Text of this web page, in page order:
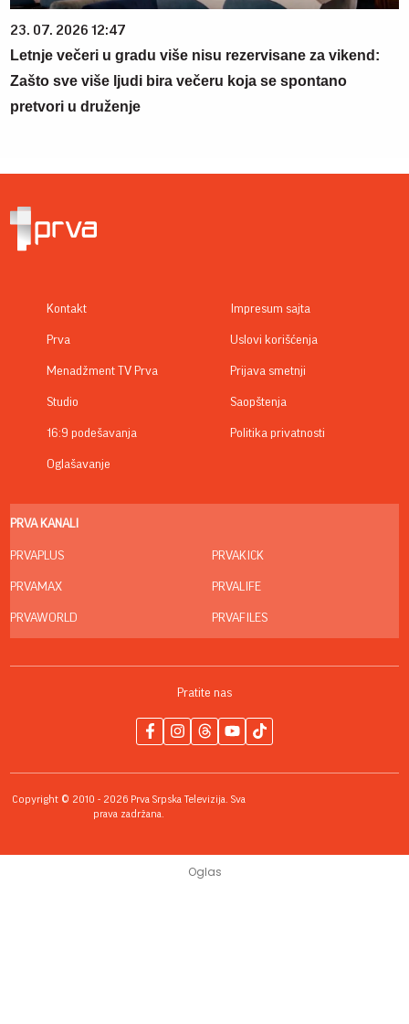
23. 07. 2026 12:47
Letnje večeri u gradu više nisu rezervisane za vikend:
Zašto sve više ljudi bira večeru koja se spontano
pretvori u druženje
Kontakt
Prva
Menadžment TV Prva
Studio
16:9 podešavanja
Oglašavanje
Impresum sajta
Uslovi korišćenja
Prijava smetnji
Saopštenja
Politika privatnosti
PRVA KANALI
PRVAPLUS
PRVAMAX
PRVAWORLD
PRVAKICK
PRVALIFE
PRVAFILES
Pratite nas
Copyright © 2010 - 2026 Prva Srpska Televizija. Sva
prava zadržana.